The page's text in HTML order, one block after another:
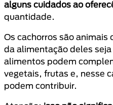
alguns cuidados ao
quantidade.
Os cachorros são animais
da alimentação deles
alimentos podem
vegetais, frutas e, nesse
podem contribuir.